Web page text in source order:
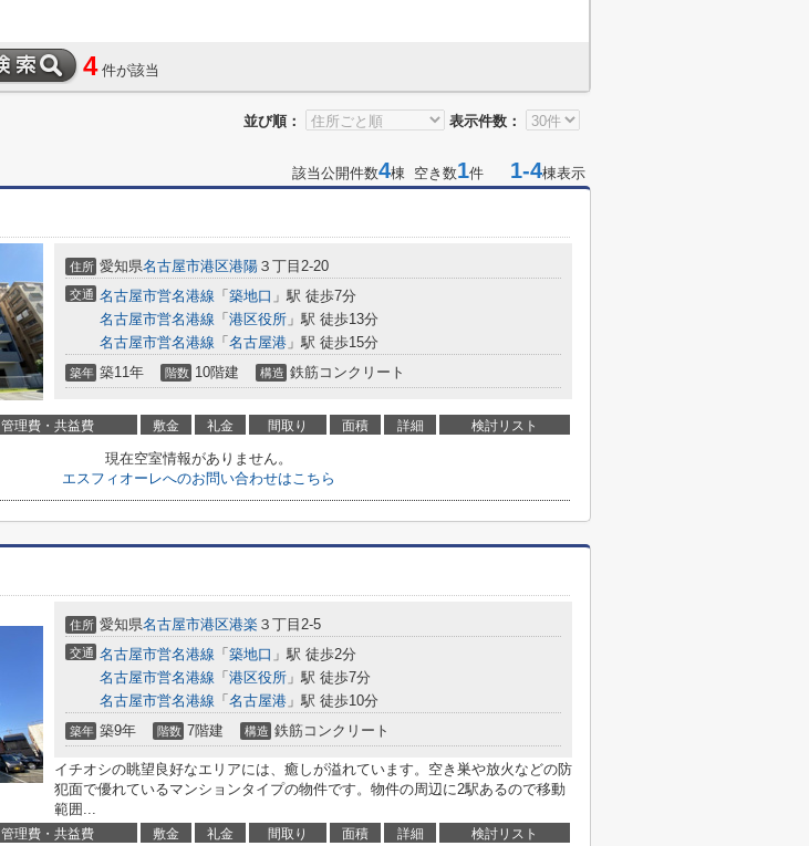
4 件が該当
並び順： 表示件数：
該当公開件数4棟 空き数1件 1-4棟表示
住所 愛知県名古屋市港区港陽 ３丁目2-20
交通 名古屋市営名港線 「 築地口 」駅 徒歩7分
名古屋市営名港線 「 港区役所 」駅 徒歩13分
名古屋市営名港線 「 名古屋港 」駅 徒歩15分
築年 築11年 階数 10階建 構造 鉄筋コンクリート
管理費・共益費 敷金 礼金 間取り 面積 詳細 検討リスト
現在空室情報がありません。
エスフィオーレへのお問い合わせはこちら
住所 愛知県名古屋市港区港楽 ３丁目2-5
交通 名古屋市営名港線 「 築地口 」駅 徒歩2分
名古屋市営名港線 「 港区役所 」駅 徒歩7分
名古屋市営名港線 「 名古屋港 」駅 徒歩10分
築年 築9年 階数 7階建 構造 鉄筋コンクリート
イチオシの眺望良好なエリアには、癒しが溢れています。空き巣や放火などの防
犯面で優れているマンションタイプの物件です。物件の周辺に2駅あるので移動
範囲...
管理費・共益費 敷金 礼金 間取り 面積 詳細 検討リスト